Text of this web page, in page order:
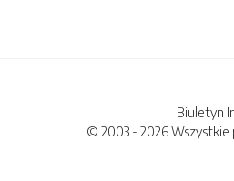
Biuletyn
© 2003 - 2026 Wszystkie